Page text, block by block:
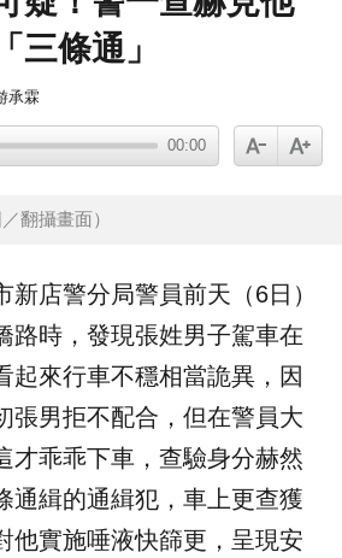
三條通」
承霖
00:00
翻攝畫面）
新店警分局警員前天（6日）
路時，發現張姓男子駕車在
起來行車不穩相當詭異，因
張男拒不配合，但在警員大
才乖乖下車，查驗身分赫然
通緝的通緝犯 ，車上更查獲
他實施唾液快篩更，呈現安